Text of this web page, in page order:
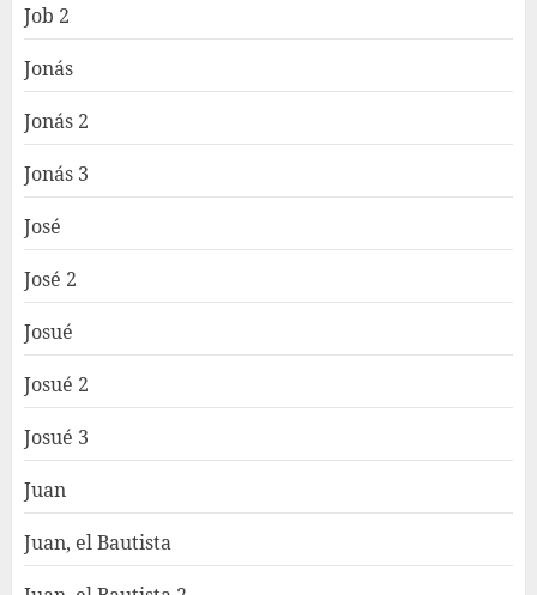
Job 2
Jonás
Jonás 2
Jonás 3
José
José 2
Josué
Josué 2
Josué 3
Juan
Juan, el Bautista